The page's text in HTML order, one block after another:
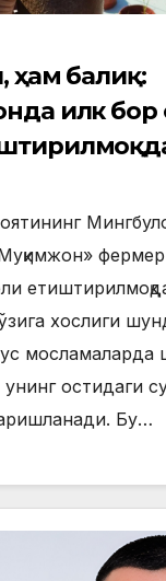
ҳам балиқ:
илк бор
хослиги
мосламаларда
остидаги
Бу…